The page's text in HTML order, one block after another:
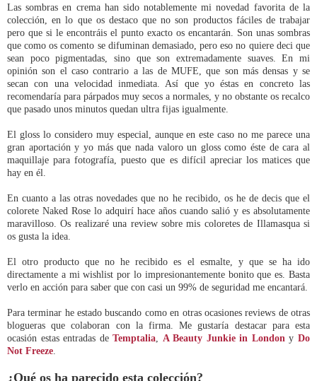
Las sombras en crema han sido notablemente mi novedad favorita de la
colección, en lo que os destaco que no son productos fáciles de trabajar
pero que si le encontráis el punto exacto os encantarán. Son unas sombras
que como os comento se difuminan demasiado, pero eso no quiere deci que
sean poco pigmentadas, sino que son extremadamente suaves. En mi
opinión son el caso contrario a las de MUFE, que son más densas y se
secan con una velocidad inmediata. Así que yo éstas en concreto las
recomendaría para párpados muy secos a normales, y no obstante os recalco
que pasado unos minutos quedan ultra fijas igualmente.
El gloss lo considero muy especial, aunque en este caso no me parece una
gran aportación y yo más que nada valoro un gloss como éste de cara al
maquillaje para fotografía, puesto que es difícil apreciar los matices que
hay en él.
En cuanto a las otras novedades que no he recibido, os he de decis que el
colorete Naked Rose lo adquirí hace años cuando salió y es absolutamente
maravilloso. Os realizaré una review sobre mis coloretes de Illamasqua si
os gusta la idea.
El otro producto que no he recibido es el esmalte, y que se ha ido
directamente a mi wishlist por lo impresionantemente bonito que es. Basta
verlo en acción para saber que con casi un 99% de seguridad me encantará.
Para terminar he estado buscando como en otras ocasiones reviews de otras
blogueras que colaboran con la firma. Me gustaría destacar para esta
ocasión estas entradas deTemptalia A Beauty Junkie in London yDo
Not Freeze
¿Qué os ha parecido esta colección?